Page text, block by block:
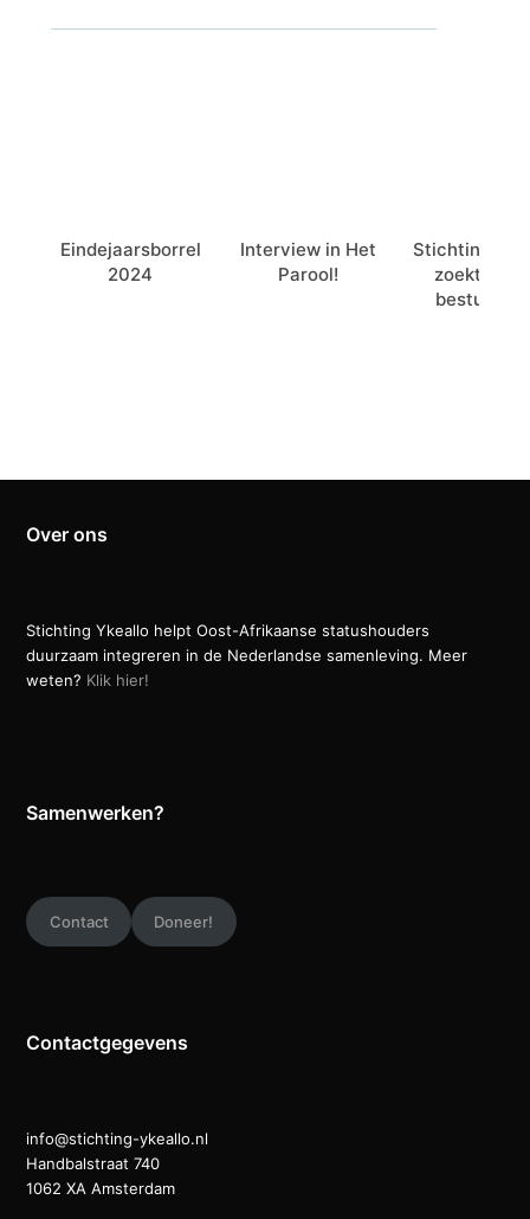
Eindejaarsborrel
2024
Interview in Het
Parool!
Stichting
zoekt
Over ons
Stichting Ykeallo helpt Oost-Afrikaanse statushouders
duurzaam integreren in de Nederlandse samenleving. Meer
weten? Klik hier!
Samenwerken?
Contact Doneer!
Contactgegevens
info@stichting-ykeallo.nl
Handbalstraat 740
1062 XA Amsterdam